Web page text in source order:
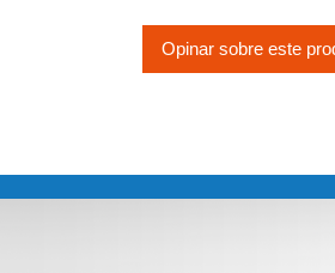
Opinar sobre este